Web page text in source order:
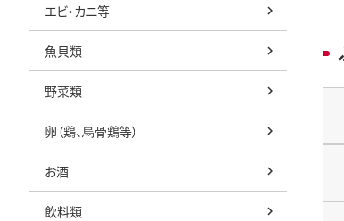
エビ・カニ等
魚貝類
野菜類
卵（鶏、烏骨鶏等）
お酒
飲料類